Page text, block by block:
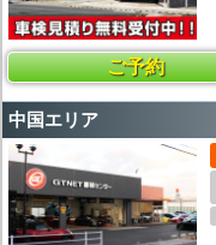
ご予約
中国エリア